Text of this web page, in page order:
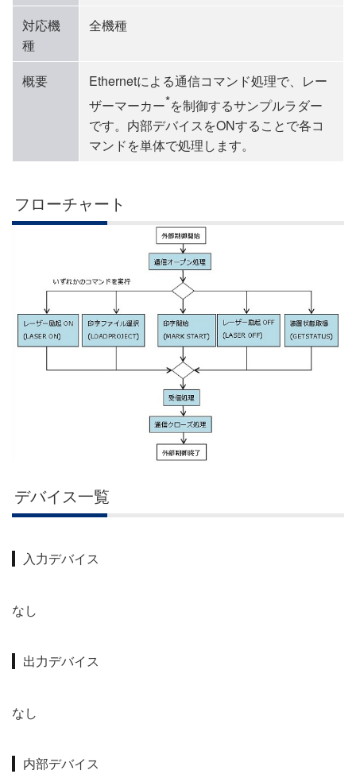
対応機
種
全機種
概要
Ethernetによる通信コマンド処理で、レー
ザーマーカー*を制御するサンプルラダー
です。内部デバイスをONすることで各コ
マンドを単体で処理します。
フローチャート
デバイス一覧
入力デバイス
なし
出力デバイス
なし
内部デバイス